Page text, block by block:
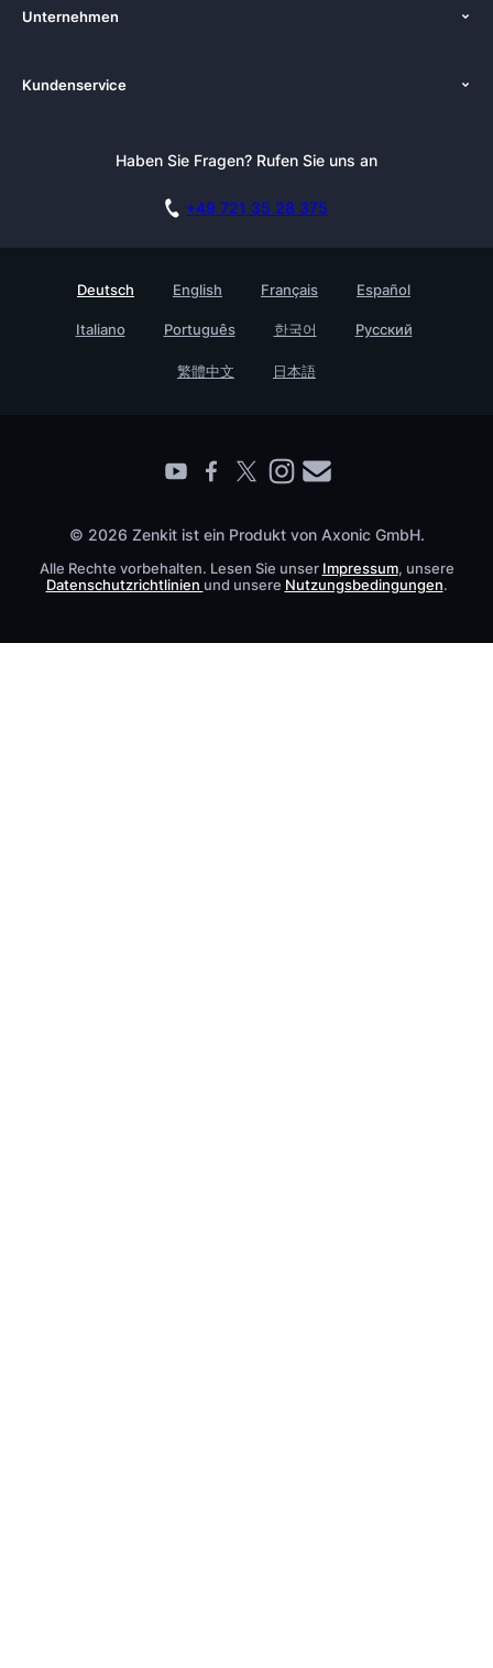
Preise
Lösungen
Integrationen
Unternehmen
Zenkit in der Presse
Enterprise
Partner finden
Kundenservice
Wissensdatenbank
Prozessmanagement Glossar
Haben Sie Fragen? Rufen Sie uns an
+49 721 35 28 375
Deutsch English Français Español
Italiano Português 한국어 Русский
繁體中文 日本語
© 2026 Zenkit ist ein Produkt von Axonic GmbH.
Alle Rechte vorbehalten. Lesen Sie unser Impressum, unsere
Datenschutzrichtlinien und unsere Nutzungsbedingungen.